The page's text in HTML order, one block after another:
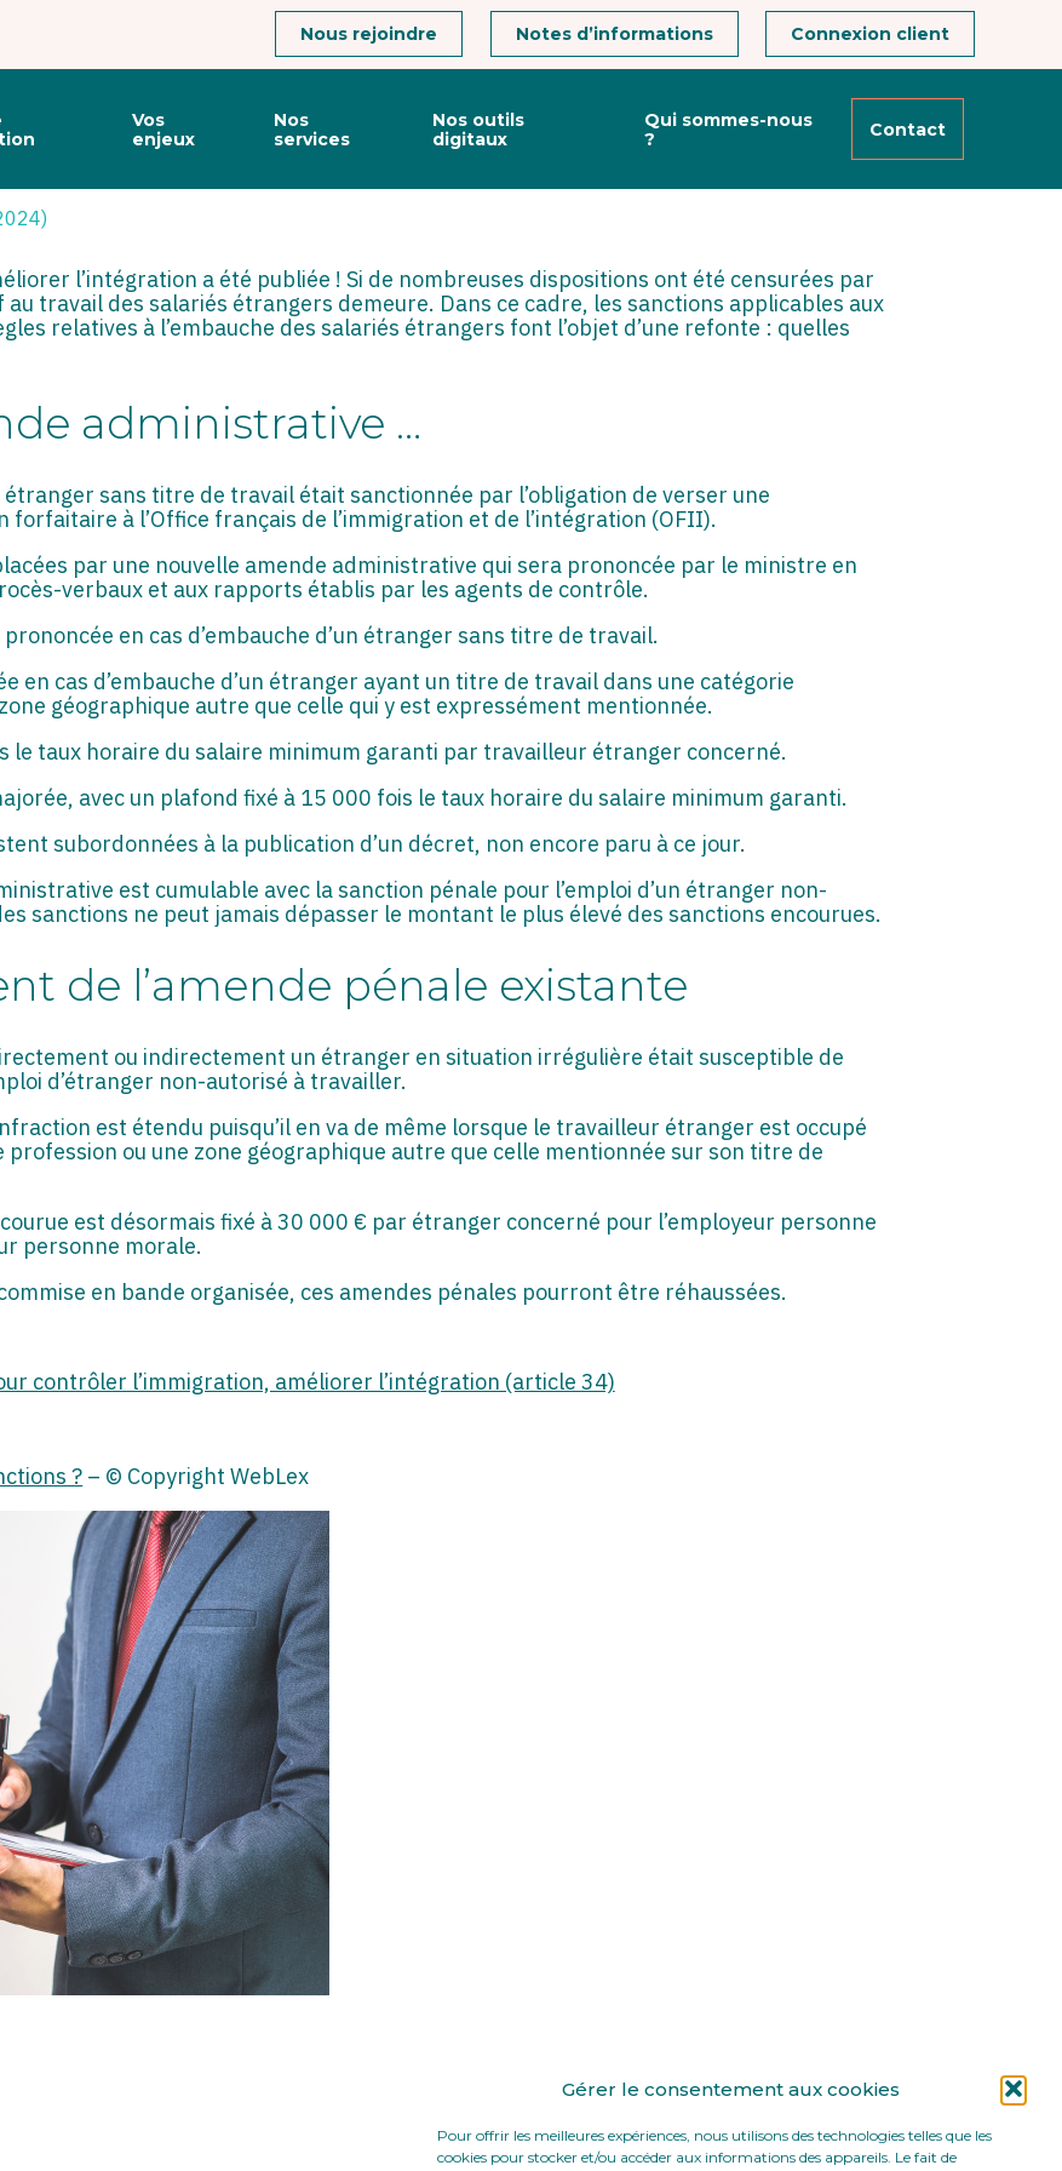
Gérer le consentement aux cookies
Pour offrir les meilleures expériences, nous utilisons des technologies telles que les
cookies pour stocker et/ou accéder aux informations des appareils. Le fait de
Connexion client
Notes d’informations
Nous rejoindre
Vos
enjeux
Nos
services
Nos outils
digitaux
Qui sommes-nous
?
Contact
l’intégration a été publiée ! Si de nombreuses dispositions ont été censurées par
travail des salariés étrangers demeure. Dans ce cadre, les sanctions applicables aux
relatives à l’embauche des salariés étrangers font l’objet d’une refonte : quelles
administrative …
étranger sans titre de travail était sanctionnée par l’obligation de verser une
à l’Office français de l’immigration et de l’intégration (OFII).
par une nouvelle amende administrative qui sera prononcée par le ministre en
verbaux et aux rapports établis par les agents de contrôle.
en cas d’embauche d’un étranger sans titre de travail.
en cas d’embauche d’un étranger ayant un titre de travail dans une catégorie
géographique autre que celle qui y est expressément mentionnée.
le taux horaire du salaire minimum garanti par travailleur étranger concerné.
avec un plafond fixé à 15 000 fois le taux horaire du salaire minimum garanti.
subordonnées à la publication d’un décret, non encore paru à ce jour.
est cumulable avec la sanction pénale pour l’emploi d’un étranger non-
sanctions ne peut jamais dépasser le montant le plus élevé des sanctions encourues.
de l’amende pénale existante
ou indirectement un étranger en situation irrégulière était susceptible de
d’étranger non-autorisé à travailler.
est étendu puisqu’il en va de même lorsque le travailleur étranger est occupé
ou une zone géographique autre que celle mentionnée sur son titre de
est désormais fixé à 30 000 € par étranger concerné pour l’employeur personne
personne morale.
en bande organisée, ces amendes pénales pourront être réhaussées.
contrôler l’immigration, améliorer l’intégration (article 34)
? – © Copyright WebLex